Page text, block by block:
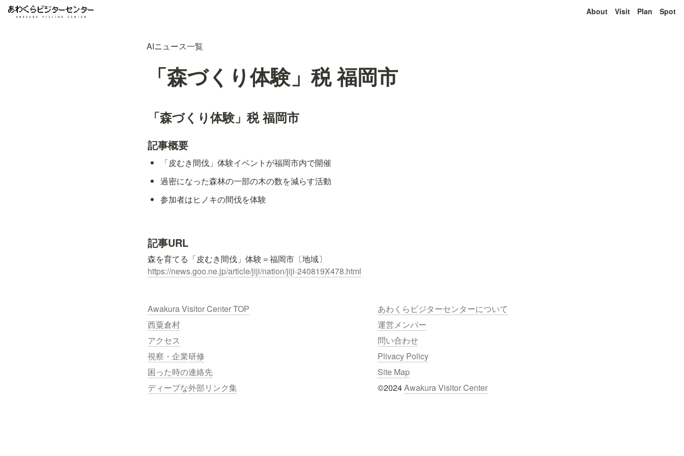
About Visit Plan Spot
AIニュース一覧
「森づくり体験」税 福岡市
「森づくり体験」税 福岡市
記事概要
「皮むき間伐」体験イベントが福岡市内で開催
過密になった森林の一部の木の数を減らす活動
参加者はヒノキの間伐を体験
記事URL
https://news.goo.ne.jp/article/jiji/nation/jiji-240819X478.html
Awakura Visitor Center TOP
西粟倉村
アクセス
視察・企業研修
困った時の連絡先
ディープな外部リンク集
あわくらビジターセンターについて
運営メンバー
問い合わせ
Plivacy Policy
Site Map
©2024 Awakura Visitor Center